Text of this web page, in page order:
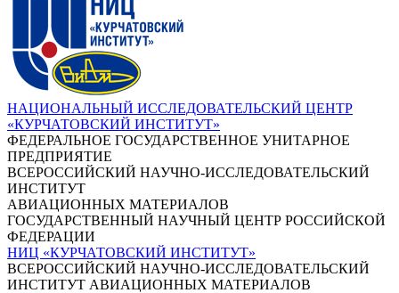
НАЦИОНАЛЬНЫЙ ИССЛЕДОВАТЕЛЬСКИЙ ЦЕНТР
«КУРЧАТОВСКИЙ ИНСТИТУТ»
ФЕДЕРАЛЬНОЕ ГОСУДАРСТВЕННОЕ УНИТАРНОЕ
ПРЕДПРИЯТИЕ
ВСЕРОССИЙСКИЙ НАУЧНО-ИССЛЕДОВАТЕЛЬСКИЙ
ИНСТИТУТ
АВИАЦИОННЫХ МАТЕРИАЛОВ
ГОСУДАРСТВЕННЫЙ НАУЧНЫЙ ЦЕНТР РОССИЙСКОЙ
ФЕДЕРАЦИИ
НИЦ «КУРЧАТОВСКИЙ ИНСТИТУТ»
ВСЕРОССИЙСКИЙ НАУЧНО-ИССЛЕДОВАТЕЛЬСКИЙ
ИНСТИТУТ АВИАЦИОННЫХ МАТЕРИАЛОВ